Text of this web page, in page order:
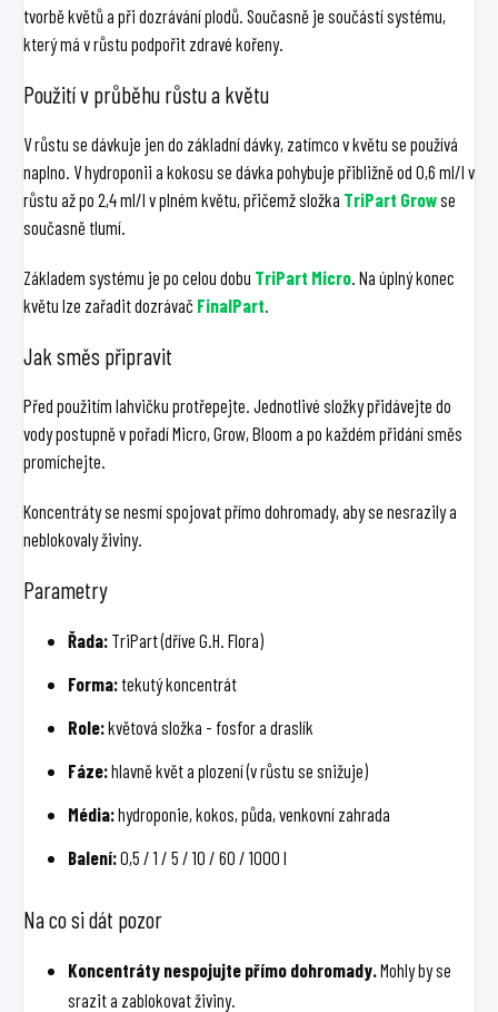
tvorbě květů a při dozrávání plodů. Současně je součástí systému,
který má v růstu podpořit zdravé kořeny.
Použití v průběhu růstu a květu
V růstu se dávkuje jen do základní dávky, zatímco v květu se používá
naplno. V hydroponii a kokosu se dávka pohybuje přibližně od 0,6 ml/l v
růstu až po 2,4 ml/l v plném květu, přičemž složka TriPart Growse
současně tlumí.
Základem systému je po celou dobu TriPart Micro . Na úplný konec
květu lze zařadit dozrávač FinalPart
Jak směs připravit
Před použitím lahvičku protřepejte. Jednotlivé složky přidávejte do
vody postupně v pořadí Micro, Grow, Bloom a po každém přidání směs
promíchejte.
Koncentráty se nesmí spojovat přímo dohromady, aby se nesrazily a
neblokovaly živiny.
Parametry
Řada: TriPart (dříve G.H. Flora)
Forma: tekutý koncentrát
Role:květová složka - fosfor a draslík
Fáze:hlavně květ a plození (v růstu se snižuje)
Média:hydroponie, kokos, půda, venkovní zahrada
Balení:0,5 / 1 / 5 / 10 / 60 / 1000 l
Na co si dát pozor
Koncentráty nespojujte přímo dohromady. Mohly by se
srazit a zablokovat živiny.